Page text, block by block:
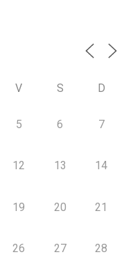
V S D
5 6 7
12 13 14
19 20 21
26 27 28